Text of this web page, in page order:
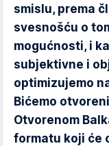
smislu, prema
svesnošću o
mogućnosti, i
subjektivne i
optimizujemo
Bićemo
Otvorenom
formatu koji će